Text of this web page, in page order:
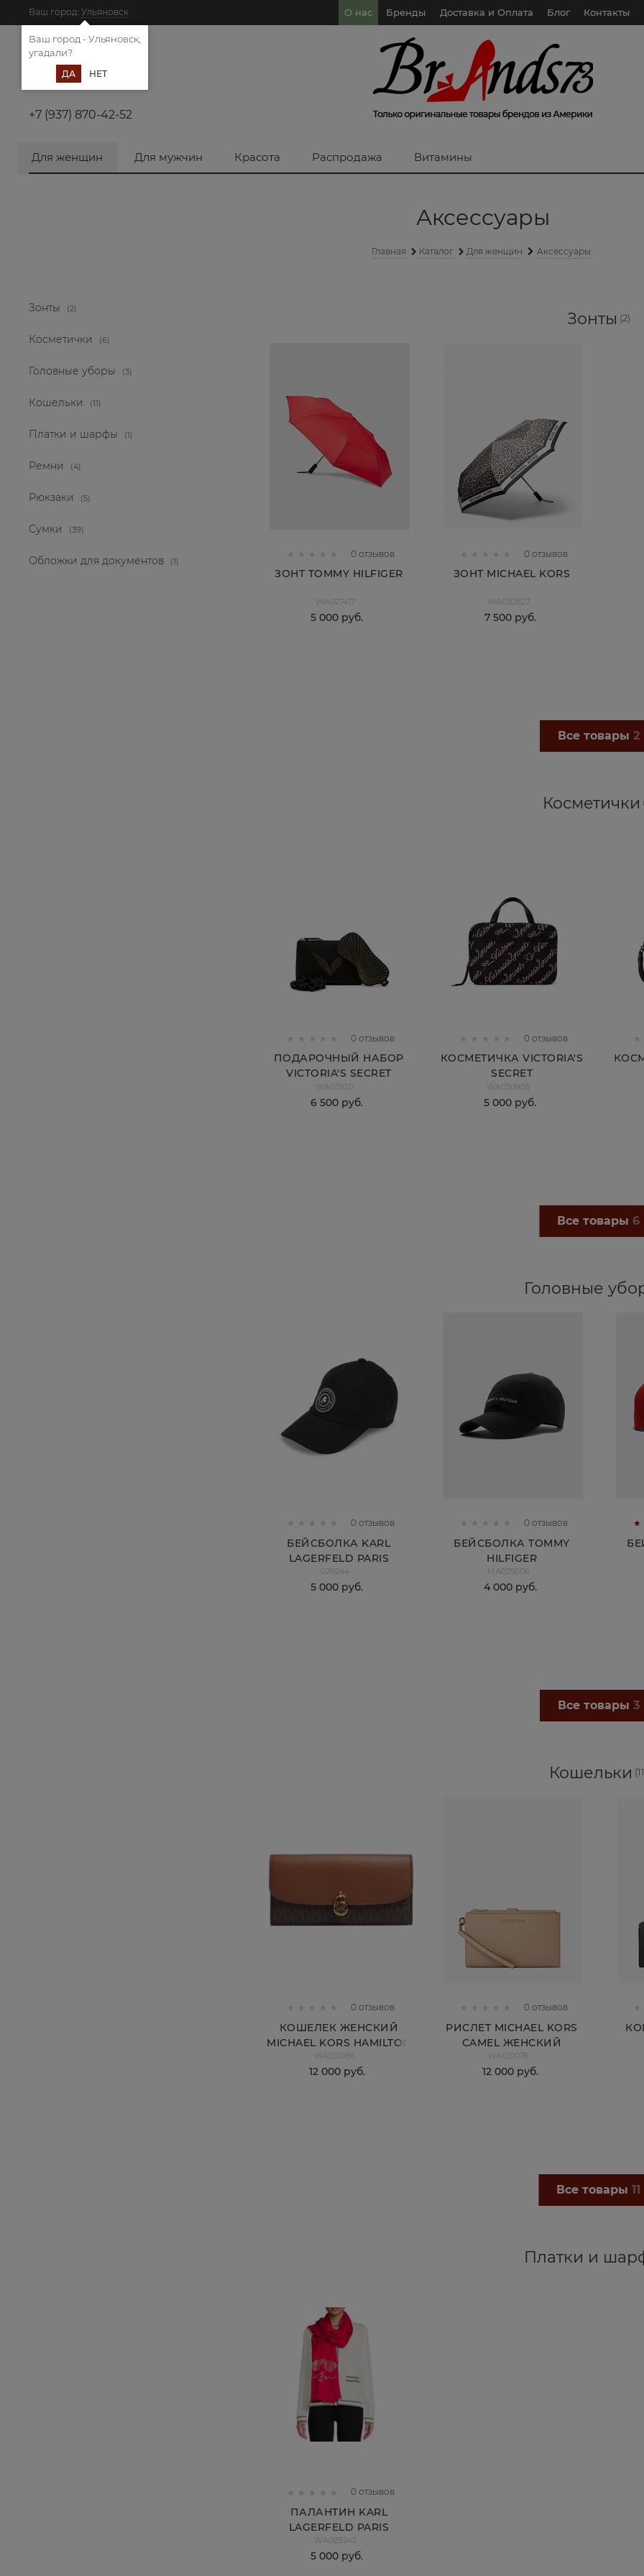
Ваш город: Ульяновск О нас Бренды Доставка и Оплата Блог Контакты
+7 (937) 870-42-52
Для женщин Для мужчин Красота Распродажа Витамины
Аксессуары
Главная Каталог Для женщин Аксессуары
Зонты (2)
Косметички (6)
Головные уборы (3)
Кошельки (11)
Платки и шарфы (1)
Ремни (4)
Рюкзаки (5)
Сумки (39)
Обложки для документов (1)
Зонты (2)
0 отзывов
ЗОНТ TOMMY HILFIGER
WA027417
5 000 руб.
0 отзывов
ЗОНТ MICHAEL KORS
WA030827
7 500 руб.
Все товары 2
Косметички
0 отзывов
ПОДАРОЧНЫЙ НАБОР
VICTORIA'S SECRET
(КОСМЕТИЧКА+МАСКА
ДЛЯ СНА+РЕЗИНКА ДЛЯ
WA031021
6 500 руб.
0 отзывов
КОСМЕТИЧКА VICTORIA'S
SECRET
WA030905
5 000 руб.
Все товары 6
Головные
0 отзывов
БЕЙСБОЛКА KARL
LAGERFELD PARIS
029244
5 000 руб.
0 отзывов
БЕЙСБОЛКА TOMMY
HILFIGER
МА025606
4 000 руб.
Все товары 3
Кошельки
0 отзывов
КОШЕЛЕК ЖЕНСКИЙ
MICHAEL KORS HAMILTON
WA031086
12 000 руб.
0 отзывов
РИСЛЕТ MICHAEL KORS
CAMEL ЖЕНСКИЙ
WA031076
12 000 руб.
Все товары 11
Платки и
0 отзывов
ПАЛАНТИН KARL
LAGERFELD PARIS
WA029242
5 000 руб.
Ваш город - Ульяновск,
угадали?
ДА НЕТ